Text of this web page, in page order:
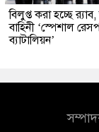
বিলুপ্ত করা হচ্ছে
বাহিনী ‘স্পেশাল
ব্যাটালিয়ন’